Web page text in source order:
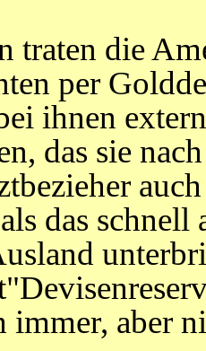
traten die
per
ihnen
das sie
das
immer, aber